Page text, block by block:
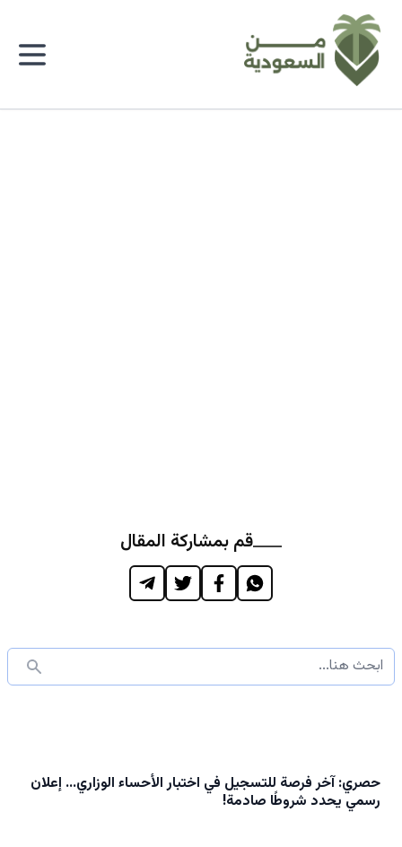
قم بمشاركة المقال
حصري: آخر فرصة للتسجيل في اختبار الأحساء الوزاري… إعلان
رسمي يحدد شروطًا صادمة!